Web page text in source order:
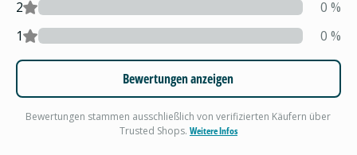
2 0 %
1
0 %
Bewertungen anzeigen
Bewertungen stammen ausschließlich von verifizierten Käufern über
Trusted Shops. Weitere Infos